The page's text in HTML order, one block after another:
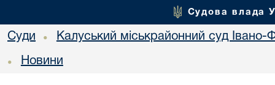
Судова влада
Суди • Калуський міськрайонний суд Івано-
• Новини